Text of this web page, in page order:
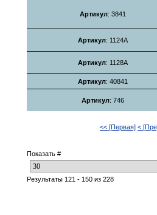
Артикул: 3841
Артикул: 1124A
Артикул: 1128A
Артикул: 40841
Артикул: 746
<< [Первая] <
Показать #
Результаты 121 - 150 из 228